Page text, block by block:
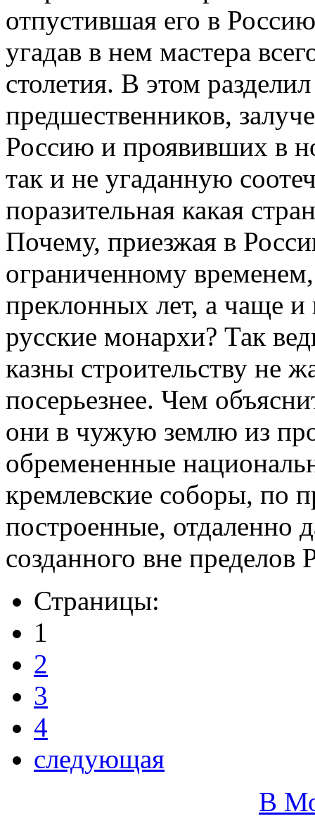
отпустившая его в
угадав в нем мастера
столетия. В этом
предшественников,
Россию и проявивших в
так и не угаданную
поразительная какая
Почему, приезжая в
ограниченному
преклонных лет, а чаще
русские монархи? Так
казны строительству не
посерьезнее. Чем
они в чужую землю из
обремененные
кремлевские соборы, по
построенные, отдаленно
созданного вне пределов
Страницы:
1
2
3
4
следующая
В